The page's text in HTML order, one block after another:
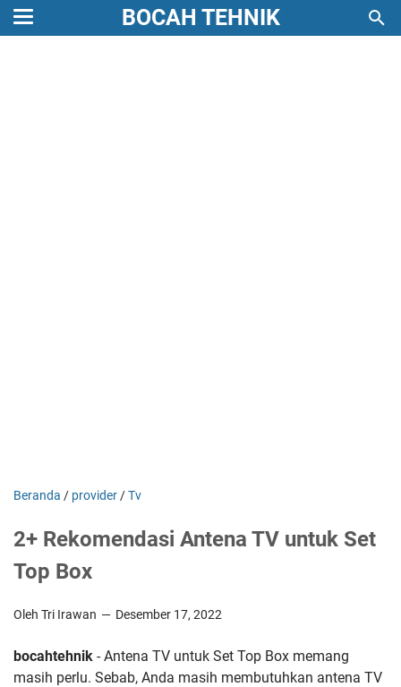
BOCAH TEHNIK
Beranda / provider /Tv
2+ Rekomendasi Antena TV untuk Set
Top Box
Oleh Tri Irawan Desember 17, 2022
bocahtehnik - Antena TV untuk Set Top Box memang
masih perlu. Sebab, Anda masih membutuhkan antena TV